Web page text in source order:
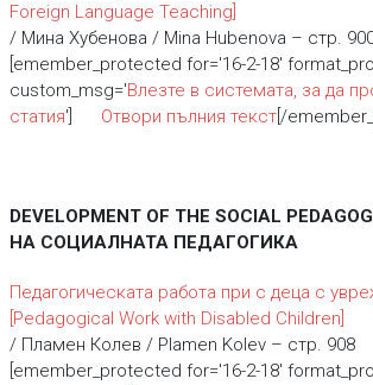
Foreign Language Teaching]
/ Мина Хубенова / Mina Hubenova – стр.
[emember_protected for='16-2-18'
custom_msg='Влезте в системата, за да
статия'] Отвори пълния текст[/
DEVELOPMENT OF THE SOCIAL
НА СОЦИАЛНАТА ПЕДАГОГИКА
Педагогическата работа при с деца с
[Pedagogical Work with Disabled Children]
/ Пламен Колев / Plamen Kolev – стр. 908
[emember_protected for='16-2-18'